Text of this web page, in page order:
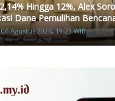
Hingga 12%, Alex
Dana Pemulihan
Agustus 2026, 19:23 WIB